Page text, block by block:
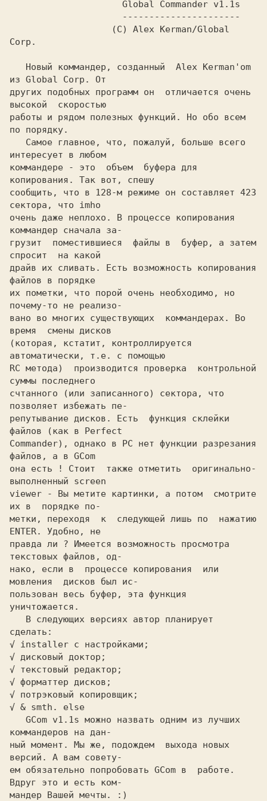
Corp.
из Global Corp. Oт
других подобных программ он  отличается очень
высокой  скоростью
работы и рядом полезных функций. Но обо всем
по порядку.
интересует в любом
коммандере - это  объем  буфера для
копирования. Так вот, спешу
сообщить, что в 128-м режиме он составляет 423
сектора, что imho
очень даже неплохо. В процессе копирования
коммандер сначала за-
грузит  поместившиеся  файлы в  буфер, а затем
спросит  на какой
драйв их сливать. Есть возможность копирования
файлов в порядке
их пометки, что порой очень необходимо, но
почему-то не реализо-
вано во многих существующих  коммандерах. Во
время  смены дисков
(которая, кстатит, контроллируется
автоматически, т.е. с помощью
RC метода)  производится проверка  контрольной
суммы последнего
счтанного (или записанного) сектора, что
позволяет избежать пе-
репутывание дисков. Есть  функция склейки
файлов (как в Perfect
Commander), однако в PC нет функции разрезания
файлов, а в GCom
она есть ! Стоит  также отметить  оригинально-
выполненный screen
viewer - Вы метите картинки, а потом  смотрите
их в  порядке по-
метки, переходя  к  следующей лишь по  нажатию
ENTER. Удобно, не
правда ли ? Имеется возможность просмотра
текстовых файлов, од-
нако, если в  процессе копирования  или
мовления  дисков был ис-
пользован весь буфер, эта функция
уничтожается.
сделать:
√ installer с настройками;
√ дисковый доктор;
√ текстовый редактор;
√ форматтер дисков;
√ потрэковый копировщик;
√ & smth. else
коммандеров на дан-
ный момент. Мы же, подождем  выхода новых
версий. А вам совету-
ем обязательно попробовать GCom в  работе.
Вдруг это и есть ком-
мандер Вашей мечты. :)